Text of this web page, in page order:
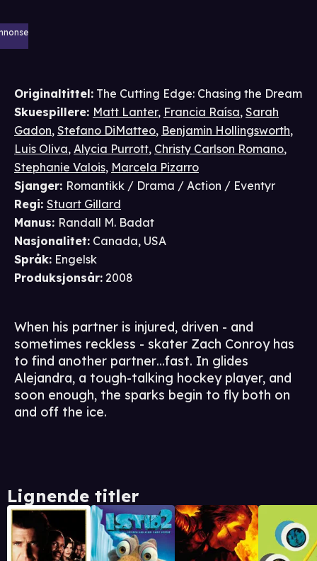
Originaltittel: The Cutting Edge: Chasing the Dream
Skuespillere: Matt Lanter, Francia Raísa, Sarah
Gadon, Stefano DiMatteo, Benjamin Hollingsworth,
Luis Oliva, Alycia Purrott, Christy Carlson Romano,
Stephanie Valois, Marcela Pizarro
Sjanger: Romantikk / Drama / Action / Eventyr
Regi: Stuart Gillard
Manus: Randall M. Badat
Nasjonalitet: Canada, USA
Språk: Engelsk
Produksjonsår: 2008
When his partner is injured, driven - and
sometimes reckless - skater Zach Conroy has
to find another partner…fast. In glides
Alejandra, a tough-talking hockey player, and
soon enough, the sparks begin to fly both on
and off the ice.
Lignende titler